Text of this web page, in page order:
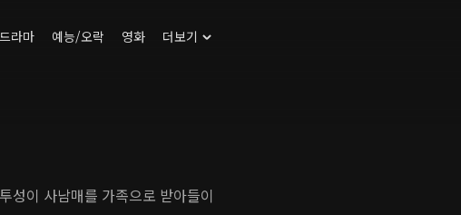
드라마 예능/오락 영화 더보기
성이 사남매를 가족으로 받아들이